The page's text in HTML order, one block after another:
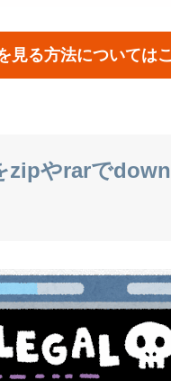
見る方法については
zipやrarで